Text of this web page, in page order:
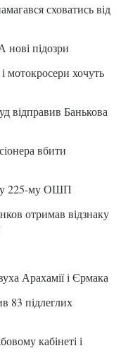
сховатись від
підозри
мотокросери хочуть
відправив Банькова
вбити
у 225-му ОШП
отримав відзнаку
Арахамії і Єрмака
83 підлеглих
кабінеті і